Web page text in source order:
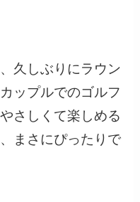
久しぶりにラウン
ップルでのゴルフ
さしくて楽しめる
まさにぴったりで